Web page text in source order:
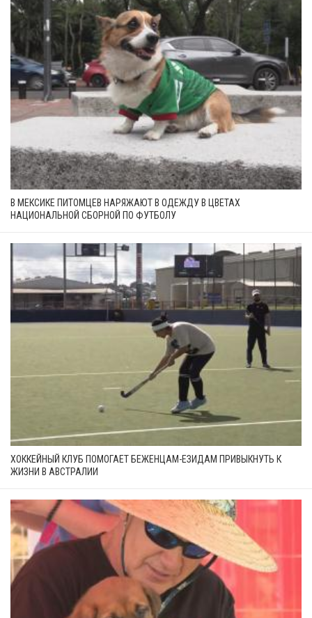
В МЕКСИКЕ ПИТОМЦЕВ НАРЯЖАЮТ В ОДЕЖДУ В ЦВЕТАХ
НАЦИОНАЛЬНОЙ СБОРНОЙ ПО ФУТБОЛУ
ХОККЕЙНЫЙ КЛУБ ПОМОГАЕТ БЕЖЕНЦАМ-ЕЗИДАМ ПРИВЫКНУТЬ К
ЖИЗНИ В АВСТРАЛИИ